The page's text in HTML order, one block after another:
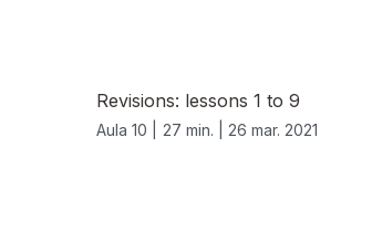
Revisions: lessons 1 to 9
Aula 10 | 27 min. | 26 mar. 2021